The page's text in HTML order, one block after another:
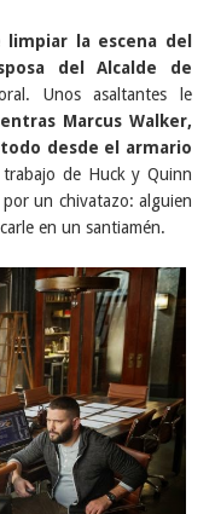
limpiar la escena del
del Alcalde de
Unos asaltantes le
Marcus Walker,
desde el armario
de Huck y Quinn
un chivatazo: alguien
en un santiamén.